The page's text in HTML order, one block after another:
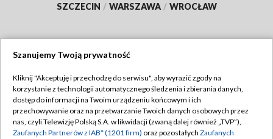
SZCZECIN / WARSZAWA / WROCŁAW
TVP
Abonament TVP
Emisja w TVP
Regulamin TVP
Polityka prywatności
Szanujemy Twoją prywatność
Kliknij "Akceptuję i przechodzę do serwisu", aby wyrazić zgody na
korzystanie z technologii automatycznego śledzenia i zbierania danych,
dostęp do informacji na Twoim urządzeniu końcowym i ich
przechowywanie oraz na przetwarzanie Twoich danych osobowych przez
nas, czyli Telewizję Polską S.A. w likwidacji (zwaną dalej również „TVP”),
Zaufanych Partnerów z IAB* (1201 firm) oraz pozostałych Zaufanych